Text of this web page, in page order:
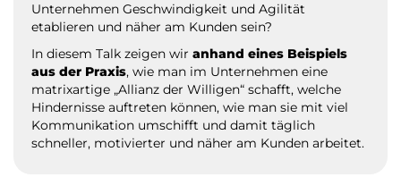
Unternehmen Geschwindigkeit und Agilität
etablieren und näher am Kunden sein?
In diesem Talk zeigen wir anhand eines Beispiels
aus der Praxis, wie man im Unternehmen eine
matrixartige „Allianz der Willigen“ schafft, welche
Hindernisse auftreten können, wie man sie mit viel
Kommunikation umschifft und damit täglich
schneller, motivierter und näher am Kunden arbeitet.